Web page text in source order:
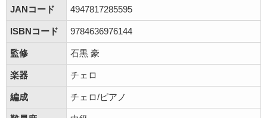
JANコード 4947817285595
ISBNコード 9784636976144
監修 石黒 豪
楽器 チェロ
編成 チェロ/ピアノ